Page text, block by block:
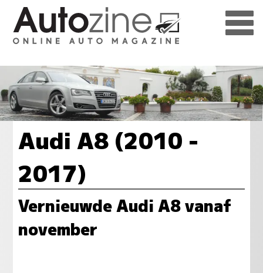
Audi A8 (2010 -
2017)
Vernieuwde Audi A8 vanaf
november